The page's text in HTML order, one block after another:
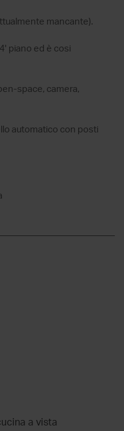
mancante).
piano ed è cosi
space, camera,
automatico con posti
a vista